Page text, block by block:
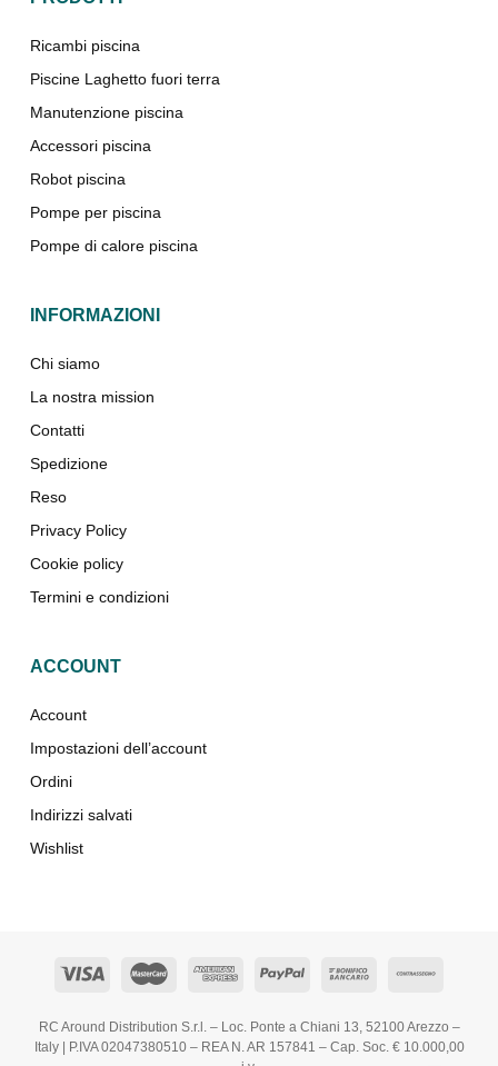
Ricambi piscina
Piscine Laghetto fuori terra
Manutenzione piscina
Accessori piscina
Robot piscina
Pompe per piscina
Pompe di calore piscina
INFORMAZIONI
Chi siamo
La nostra mission
Contatti
Spedizione
Reso
Privacy Policy
Cookie policy
Termini e condizioni
ACCOUNT
Account
Impostazioni dell’account
Ordini
Indirizzi salvati
Wishlist
RC Around Distribution S.r.l. – Loc. Ponte a Chiani 13, 52100 Arezzo –
Italy | P.IVA 02047380510 – REA N. AR 157841 – Cap. Soc. € 10.000,00